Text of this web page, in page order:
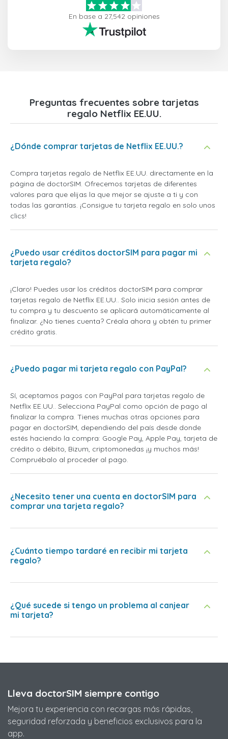
En base a 27,542 opiniones
Preguntas frecuentes sobre tarjetas
regalo Netflix EE.UU.
¿Dónde comprar tarjetas de Netflix EE.UU.?
Compra tarjetas regalo de Netflix EE.UU. directamente en la
página de doctorSIM. Ofrecemos tarjetas de diferentes
valores para que elijas la que mejor se ajuste a ti y con
todas las garantías. ¡Consigue tu tarjeta regalo en solo unos
clics!
¿Puedo usar créditos doctorSIM para pagar mi
tarjeta regalo?
¡Claro! Puedes usar los créditos doctorSIM para comprar
tarjetas regalo de Netflix EE.UU.. Solo inicia sesión antes de
tu compra y tu descuento se aplicará automáticamente al
finalizar. ¿No tienes cuenta? Créala ahora y obtén tu primer
crédito gratis.
¿Puedo pagar mi tarjeta regalo con PayPal?
Sí, aceptamos pagos con PayPal para tarjetas regalo de
Netflix EE.UU.. Selecciona PayPal como opción de pago al
finalizar la compra. Tienes muchas otras opciones para
pagar en doctorSIM, dependiendo del país desde donde
estés haciendo la compra: Google Pay, Apple Pay, tarjeta de
crédito o débito, Bizum, criptomonedas ¡y muchos más!
Compruébalo al proceder al pago.
¿Necesito tener una cuenta en doctorSIM para
comprar una tarjeta regalo?
¿Cuánto tiempo tardaré en recibir mi tarjeta
regalo?
¿Qué sucede si tengo un problema al canjear
mi tarjeta?
Lleva doctorSIM siempre contigo
Mejora tu experiencia con recargas más rápidas,
seguridad reforzada y beneficios exclusivos para la
app.